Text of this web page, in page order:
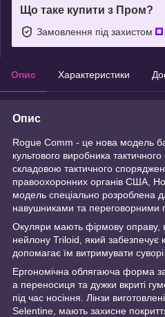
Що таке купити з Пром?
Замовлення під захистом
Опис Характеристики
Опис
Rogue Comm - це нова модель
культового виробника
складовою тактичного
правоохоронних органів США,
модель спеціально розроблена
навушниками та переговорними
Окуляри мають фірмову оправу,
нейлону Triloid, який забезпечує
допомагає їм витримувати
Ергономічна облягаюча форма
а переносиця та дужки вкриті
під час носіння. Лінзи
Selentine, мають захисне